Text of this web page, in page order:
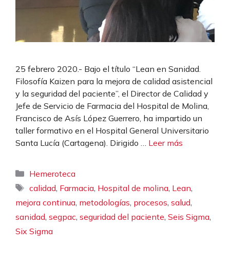
25 febrero 2020.- Bajo el título “Lean en Sanidad.
Filosofía Kaizen para la mejora de calidad asistencial
y la seguridad del paciente”, el Director de Calidad y
Jefe de Servicio de Farmacia del Hospital de Molina,
Francisco de Asís López Guerrero, ha impartido un
taller formativo en el Hospital General Universitario
Santa Lucía (Cartagena). Dirigido … Leer más
Categorías
Hemeroteca
Etiquetas
calidad, Farmacia, Hospital de molina, Lean,
mejora continua, metodologías, procesos, salud,
sanidad, segpac, seguridad del paciente, Seis Sigma,
Six Sigma